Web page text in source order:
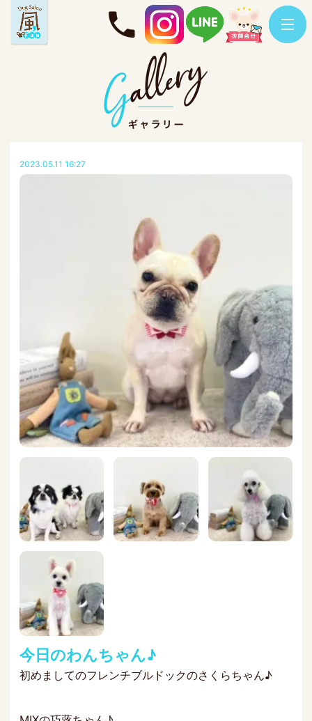
2023.05.11 16:27
今日のわんちゃん♪
初めましてのフレンチブルドックのさくらちゃん♪